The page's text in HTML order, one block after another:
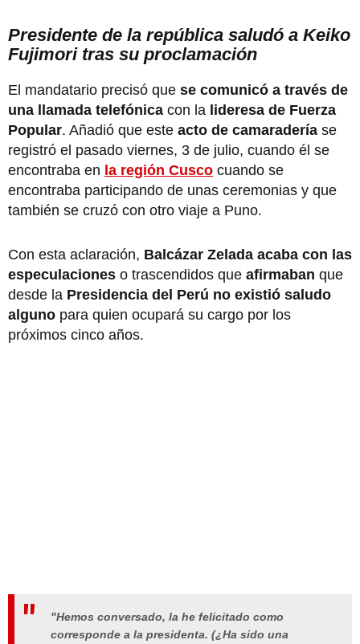
Presidente de la república saludó a Keiko
Fujimori tras su proclamación
El mandatario precisó que se comunicó a través de
una llamada telefónica con la lideresa de Fuerza
Popular. Añadió que este acto de camaradería se
registró el pasado viernes, 3 de julio, cuando él se
encontraba en la región Cusco cuando se
encontraba participando de unas ceremonias y que
también se cruzó con otro viaje a Puno.
Con esta aclaración, Balcázar Zelada acaba con las
especulaciones o trascendidos que afirmaban que
desde la Presidencia del Perú no existió saludo
alguno para quien ocupará su cargo por los
próximos cinco años.
"Hemos conversado, la he felicitado como
corresponde a la presidenta. (¿Ha sido una